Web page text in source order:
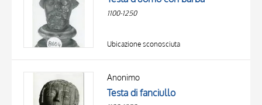
1100-1250
Ubicazione sconosciuta
Anonimo
Testa di fanciullo